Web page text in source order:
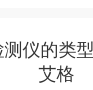
仪的类
艾格